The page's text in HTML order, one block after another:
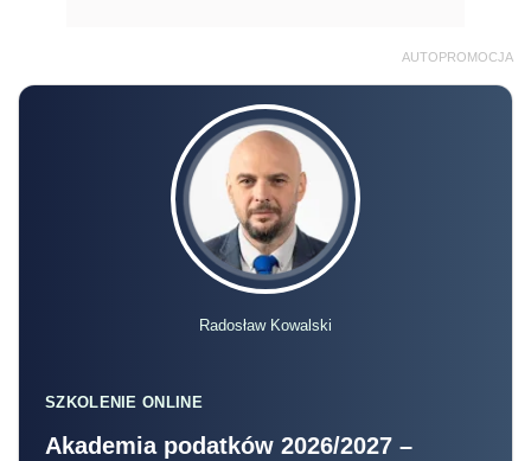
AUTOPROMOCJA
Radosław Kowalski
SZKOLENIE ONLINE
Akademia podatków 2026/2027 –